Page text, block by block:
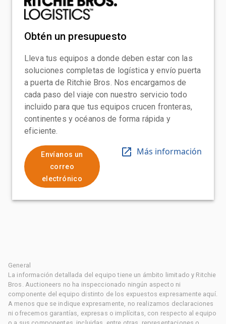
Obtén un presupuesto
Lleva tus equipos a donde deben estar con las
soluciones completas de logística y envío puerta
a puerta de Ritchie Bros. Nos encargamos de
cada paso del viaje con nuestro servicio todo
incluido para que tus equipos crucen fronteras,
continentes y océanos de forma rápida y
eficiente.
Envíanos un
correo
electrónico
Más información
General
La información detallada del equipo tiene un ámbito limitado y Ritchie
Bros. Auctioneers no ha inspeccionado ningún aspecto ni
componente del equipo distinto de los expuestos expresamente aquí.
A menos que se indique expresamente, no realizamos declaraciones
ni ofrecemos garantías, expresas o implícitas, con respecto al equipo